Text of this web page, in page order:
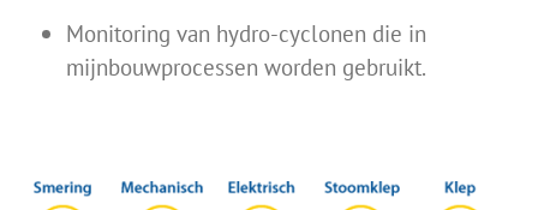
Monitoring van hydro-cyclonen die in
mijnbouwprocessen worden gebruikt.